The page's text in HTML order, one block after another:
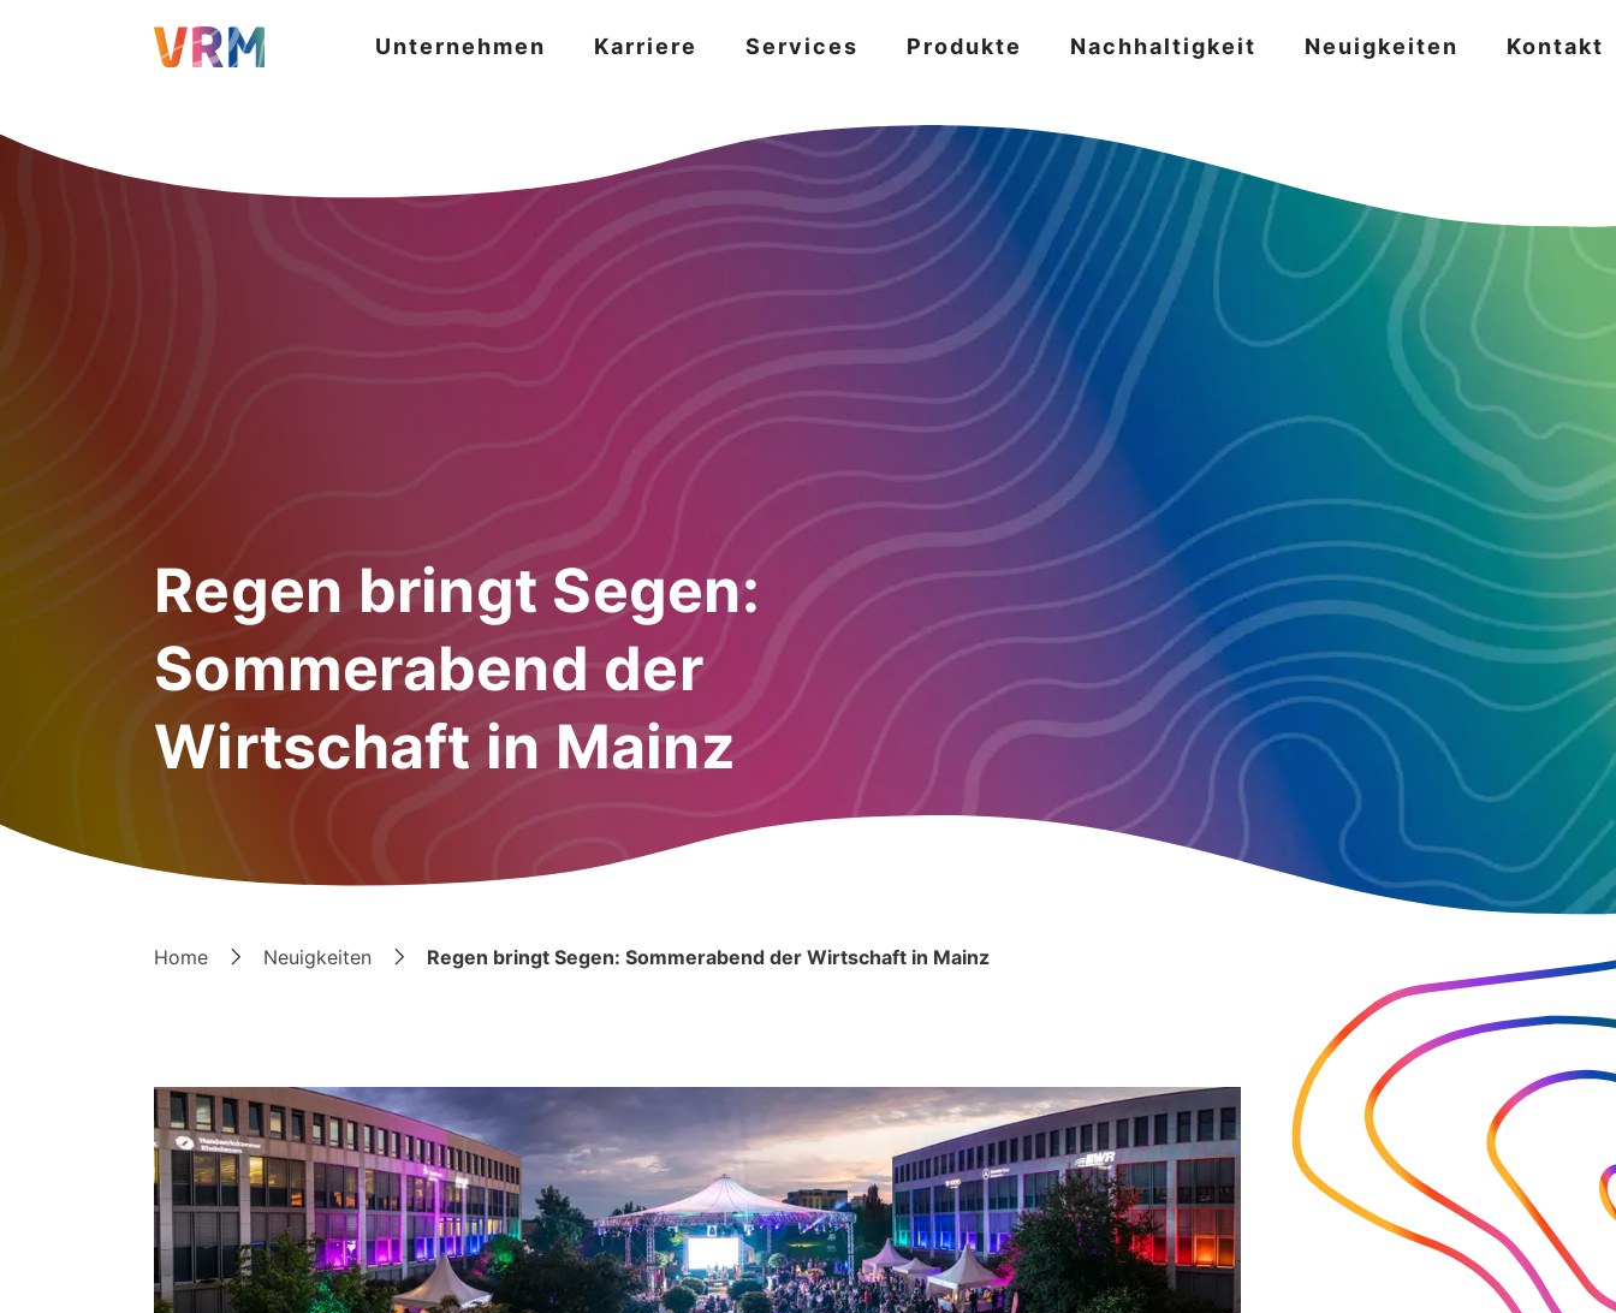
Unternehmen Karriere Services Produkte Nachhaltigkeit Neuigkeiten Kontakt
Regen bringt Segen:
Sommerabend der
Wirtschaft in Mainz
Home Neuigkeiten Regen bringt Segen: Sommerabend der Wirtschaft in Mainz